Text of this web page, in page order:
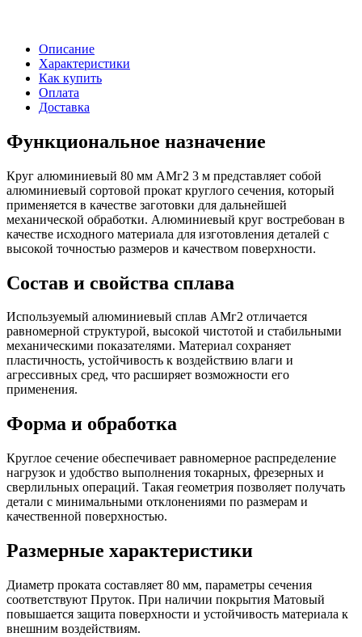
Описание
Характеристики
Как купить
Оплата
Доставка
Функциональное назначение
Круг алюминиевый 80 мм АМг2 3 м представляет собой
алюминиевый сортовой прокат круглого сечения, который
применяется в качестве заготовки для дальнейшей
механической обработки. Алюминиевый круг востребован в
качестве исходного материала для изготовления деталей с
высокой точностью размеров и качеством поверхности.
Состав и свойства сплава
Используемый алюминиевый сплав АМг2 отличается
равномерной структурой, высокой чистотой и стабильными
механическими показателями. Материал сохраняет
пластичность, устойчивость к воздействию влаги и
агрессивных сред, что расширяет возможности его
применения.
Форма и обработка
Круглое сечение обеспечивает равномерное распределение
нагрузок и удобство выполнения токарных, фрезерных и
сверлильных операций. Такая геометрия позволяет получать
детали с минимальными отклонениями по размерам и
качественной поверхностью.
Размерные характеристики
Диаметр проката составляет 80 мм, параметры сечения
соответствуют Пруток. При наличии покрытия Матовый
повышается защита поверхности и устойчивость материала к
внешним воздействиям.